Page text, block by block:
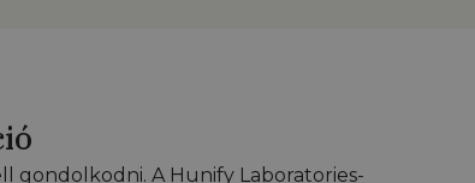
gondolkodni. A Hunify Laboratories-